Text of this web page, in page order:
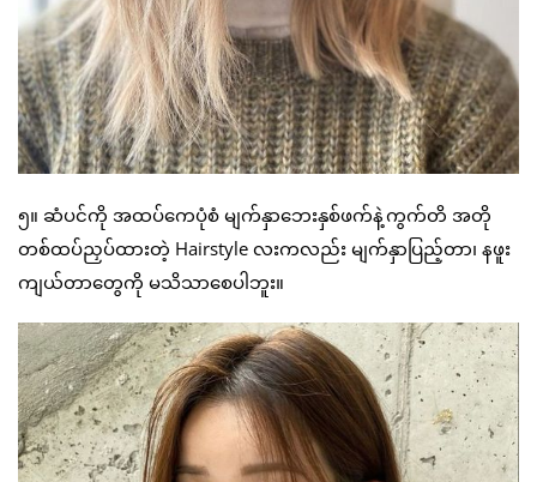
၅။ ဆံပင်ကို အထပ်ကေပုံစံ မျက်နှာဘေးနှစ်ဖက်နဲ့ကွက်တိ အတို
တစ်ထပ်ညှပ်ထားတဲ့ Hairstyle လးကလည်း မျက်နှာပြည့်တာ၊ နဖူး
ကျယ်တာတွေကို မသိသာစေပါဘူး။